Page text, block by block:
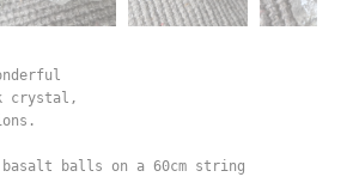
crystal,
balls on a 60cm string